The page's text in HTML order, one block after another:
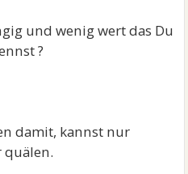
und wenig wert das Du
?
damit, kannst nur
quälen.